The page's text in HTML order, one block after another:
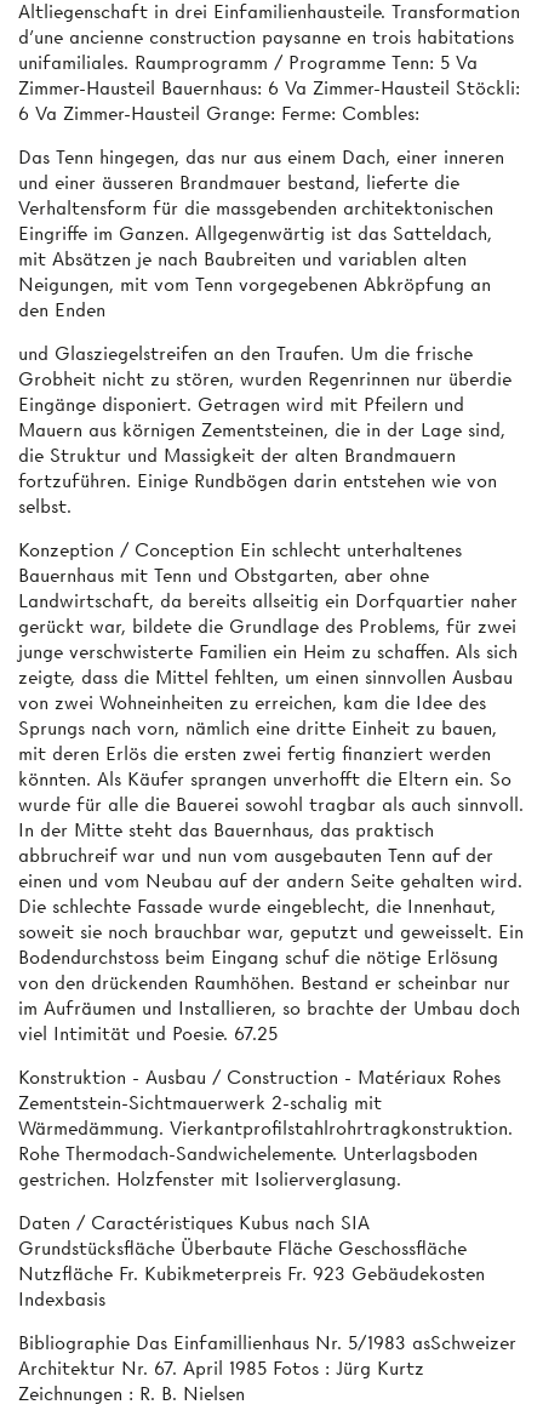
Altliegenschaft in drei Einfamilienhausteile. Transformation
d'une ancienne construction paysanne en trois habitations
unifamiliales. Raumprogramm / Programme Tenn: 5 Va
Zimmer-Hausteil Bauernhaus: 6 Va Zimmer-Hausteil Stöckli:
6 Va Zimmer-Hausteil Grange: Ferme: Combles:
Das Tenn hingegen, das nur aus einem Dach, einer inneren
und einer äusseren Brandmauer bestand, lieferte die
Verhaltensform für die massgebenden architektonischen
Eingriffe im Ganzen. Allgegenwärtig ist das Satteldach,
mit Absätzen je nach Baubreiten und variablen alten
Neigungen, mit vom Tenn vorgegebenen Abkröpfung an
den Enden
und Glasziegelstreifen an den Traufen. Um die frische
Grobheit nicht zu stören, wurden Regenrinnen nur überdie
Eingänge disponiert. Getragen wird mit Pfeilern und
Mauern aus körnigen Zementsteinen, die in der Lage sind,
die Struktur und Massigkeit der alten Brandmauern
fortzuführen. Einige Rundbögen darin entstehen wie von
selbst.
Konzeption / Conception Ein schlecht unterhaltenes
Bauernhaus mit Tenn und Obstgarten, aber ohne
Landwirtschaft, da bereits allseitig ein Dorfquartier naher
gerückt war, bildete die Grundlage des Problems, für zwei
junge verschwisterte Familien ein Heim zu schaffen. Als sich
zeigte, dass die Mittel fehlten, um einen sinnvollen Ausbau
von zwei Wohneinheiten zu erreichen, kam die Idee des
Sprungs nach vorn, nämlich eine dritte Einheit zu bauen,
mit deren Erlös die ersten zwei fertig finanziert werden
könnten. Als Käufer sprangen unverhofft die Eltern ein. So
wurde für alle die Bauerei sowohl tragbar als auch sinnvoll.
In der Mitte steht das Bauernhaus, das praktisch
abbruchreif war und nun vom ausgebauten Tenn auf der
einen und vom Neubau auf der andern Seite gehalten wird.
Die schlechte Fassade wurde eingeblecht, die Innenhaut,
soweit sie noch brauchbar war, geputzt und geweisselt. Ein
Bodendurchstoss beim Eingang schuf die nötige Erlösung
von den drückenden Raumhöhen. Bestand er scheinbar nur
im Aufräumen und Installieren, so brachte der Umbau doch
viel Intimität und Poesie. 67.25
Konstruktion - Ausbau / Construction - Matériaux Rohes
Zementstein-Sichtmauerwerk 2-schalig mit
Wärmedämmung. Vierkantprofilstahlrohrtragkonstruktion.
Rohe Thermodach-Sandwichelemente. Unterlagsboden
gestrichen. Holzfenster mit Isolierverglasung.
Daten / Caractéristiques Kubus nach SIA
Grundstücksfläche Überbaute Fläche Geschossfläche
Nutzfläche Fr. Kubikmeterpreis Fr. 923 Gebäudekosten
Indexbasis
Bibliographie Das Einfamillienhaus Nr. 5/1983 asSchweizer
Architektur Nr. 67. April 1985 Fotos : Jürg Kurtz
Zeichnungen : R. B. Nielsen